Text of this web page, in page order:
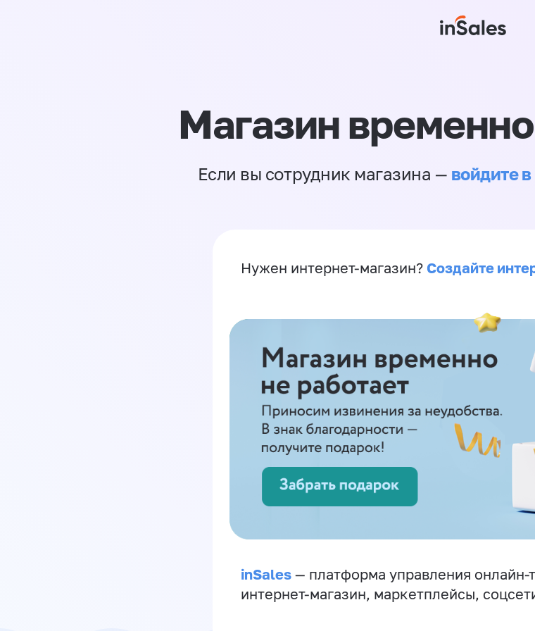
Магазин
Если вы сотрудник магазина — войдите
Нужен интернет-магазин? Создайте
inSales — платформа управления онлайн-
интернет-магазин, маркетплейсы,